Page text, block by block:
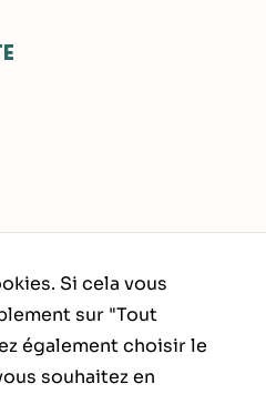
Si cela vous
sur "Tout
également choisir le
souhaitez en